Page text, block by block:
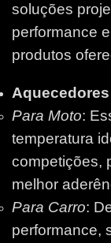
soluções
performance
produtos
Para Moto:
temperatura
competições,
melhor
Para Carro:
performance,